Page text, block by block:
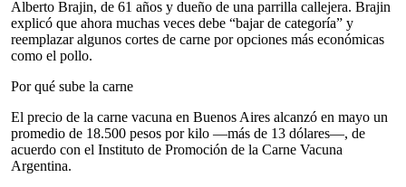
Alberto Brajin, de 61 años y dueño de una parrilla callejera. Brajin
explicó que ahora muchas veces debe “bajar de categoría” y
reemplazar algunos cortes de carne por opciones más económicas
como el pollo.
Por qué sube la carne
El precio de la carne vacuna en Buenos Aires alcanzó en mayo un
promedio de 18.500 pesos por kilo —más de 13 dólares—, de
acuerdo con el Instituto de Promoción de la Carne Vacuna
Argentina.